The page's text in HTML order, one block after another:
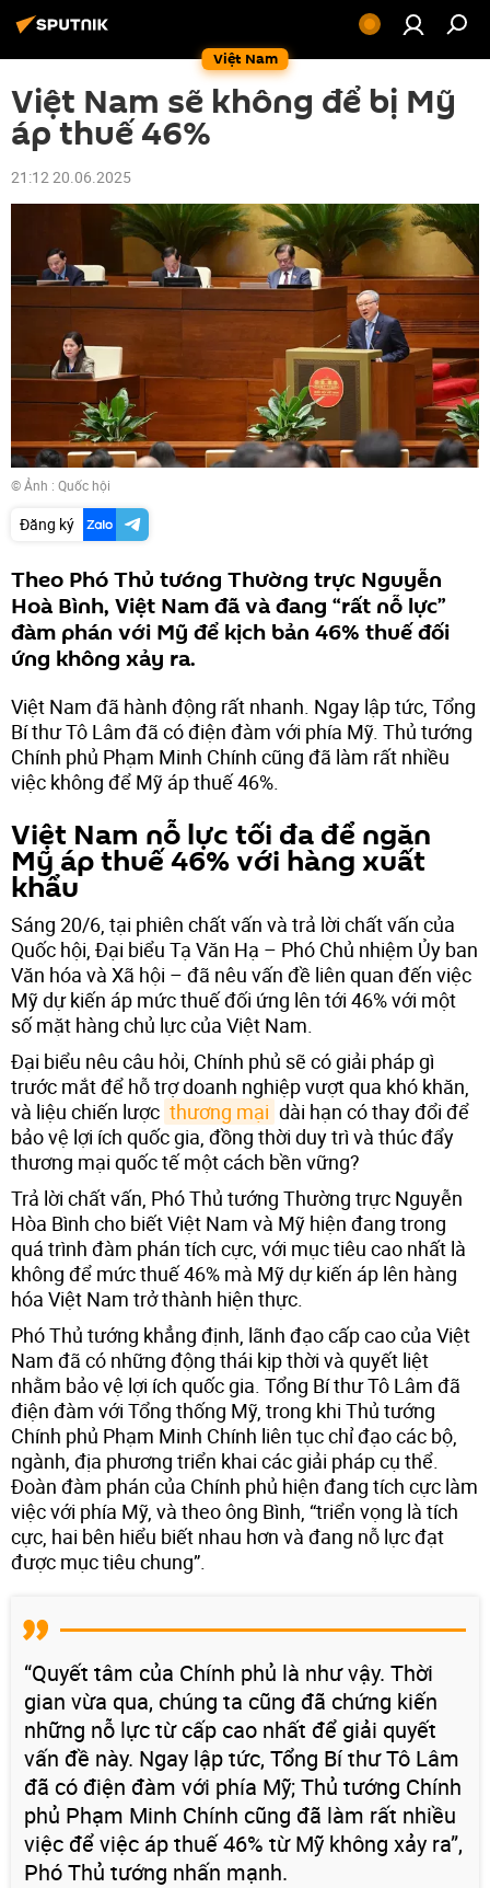
Việt Nam
Việt Nam sẽ không để bị Mỹ
áp thuế 46%
21:12 20.06.2025
© Ảnh : Quốc hội
Đăng ký
Theo Phó Thủ tướng Thường trực Nguyễn
Hoà Bình, Việt Nam đã và đang “rất nỗ lực”
đàm phán với Mỹ để kịch bản 46% thuế đối
ứng không xảy ra.
Việt Nam đã hành động rất nhanh. Ngay lập tức, Tổng
Bí thư Tô Lâm đã có điện đàm với phía Mỹ. Thủ tướng
Chính phủ Phạm Minh Chính cũng đã làm rất nhiều
việc không để Mỹ áp thuế 46%.
Việt Nam nỗ lực tối đa để ngăn
Mỹ áp thuế 46% với hàng xuất
khẩu
Sáng 20/6, tại phiên chất vấn và trả lời chất vấn của
Quốc hội, Đại biểu Tạ Văn Hạ – Phó Chủ nhiệm Ủy ban
Văn hóa và Xã hội – đã nêu vấn đề liên quan đến việc
Mỹ dự kiến áp mức thuế đối ứng lên tới 46% với một
số mặt hàng chủ lực của Việt Nam.
Đại biểu nêu câu hỏi, Chính phủ sẽ có giải pháp gì
trước mắt để hỗ trợ doanh nghiệp vượt qua khó khăn,
và liệu chiến lược thương mại dài hạn có thay đổi để
bảo vệ lợi ích quốc gia, đồng thời duy trì và thúc đẩy
thương mại quốc tế một cách bền vững?
Trả lời chất vấn, Phó Thủ tướng Thường trực Nguyễn
Hòa Bình cho biết Việt Nam và Mỹ hiện đang trong
quá trình đàm phán tích cực, với mục tiêu cao nhất là
không để mức thuế 46% mà Mỹ dự kiến áp lên hàng
hóa Việt Nam trở thành hiện thực.
Phó Thủ tướng khẳng định, lãnh đạo cấp cao của Việt
Nam đã có những động thái kịp thời và quyết liệt
nhằm bảo vệ lợi ích quốc gia. Tổng Bí thư Tô Lâm đã
điện đàm với Tổng thống Mỹ, trong khi Thủ tướng
Chính phủ Phạm Minh Chính liên tục chỉ đạo các bộ,
ngành, địa phương triển khai các giải pháp cụ thể.
Đoàn đàm phán của Chính phủ hiện đang tích cực làm
việc với phía Mỹ, và theo ông Bình, “triển vọng là tích
cực, hai bên hiểu biết nhau hơn và đang nỗ lực đạt
được mục tiêu chung”.
“Quyết tâm của Chính phủ là như vậy. Thời
gian vừa qua, chúng ta cũng đã chứng kiến
những nỗ lực từ cấp cao nhất để giải quyết
vấn đề này. Ngay lập tức, Tổng Bí thư Tô Lâm
đã có điện đàm với phía Mỹ; Thủ tướng Chính
phủ Phạm Minh Chính cũng đã làm rất nhiều
việc để việc áp thuế 46% từ Mỹ không xảy ra”,
Phó Thủ tướng nhấn mạnh.